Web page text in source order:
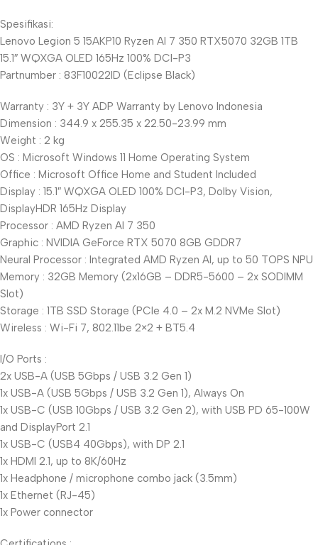
Spesifikasi:
Lenovo Legion 5 15AKP10 Ryzen AI 7 350 RTX5070 32GB 1TB
15.1″ WQXGA OLED 165Hz 100% DCI-P3
Partnumber : 83F10022ID (Eclipse Black)
Warranty : 3Y + 3Y ADP Warranty by Lenovo Indonesia
Dimension : 344.9 x 255.35 x 22.50-23.99 mm
Weight : 2 kg
OS : Microsoft Windows 11 Home Operating System
Office : Microsoft Office Home and Student Included
Display : 15.1″ WQXGA OLED 100% DCI-P3, Dolby Vision,
DisplayHDR 165Hz Display
Processor : AMD Ryzen AI 7 350
Graphic : NVIDIA GeForce RTX 5070 8GB GDDR7
Neural Processor : Integrated AMD Ryzen AI, up to 50 TOPS NPU
Memory : 32GB Memory (2x16GB – DDR5-5600 – 2x SODIMM
Slot)
Storage : 1TB SSD Storage (PCIe 4.0 – 2x M.2 NVMe Slot)
Wireless : Wi-Fi 7, 802.11be 2×2 + BT5.4
I/O Ports :
2x USB-A (USB 5Gbps / USB 3.2 Gen 1)
1x USB-A (USB 5Gbps / USB 3.2 Gen 1), Always On
1x USB-C (USB 10Gbps / USB 3.2 Gen 2), with USB PD 65-100W
and DisplayPort 2.1
1x USB-C (USB4 40Gbps), with DP 2.1
1x HDMI 2.1, up to 8K/60Hz
1x Headphone / microphone combo jack (3.5mm)
1x Ethernet (RJ-45)
1x Power connector